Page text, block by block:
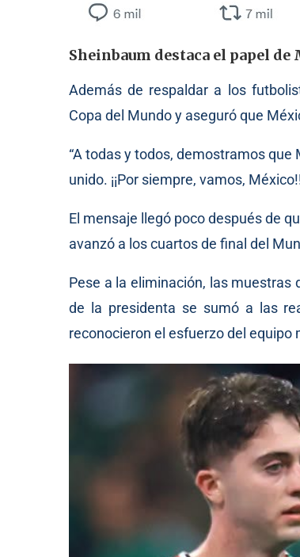
Sheinbaum destaca el papel
Además de respaldar a los
Copa del Mundo y aseguró que
“A todas y todos, demostramos
unido. ¡¡Por siempre, vamos,
El mensaje llegó poco después de
avanzó a los cuartos de final del
Pese a la eliminación, las muestras
de la presidenta se sumó a las
reconocieron el esfuerzo del equipo